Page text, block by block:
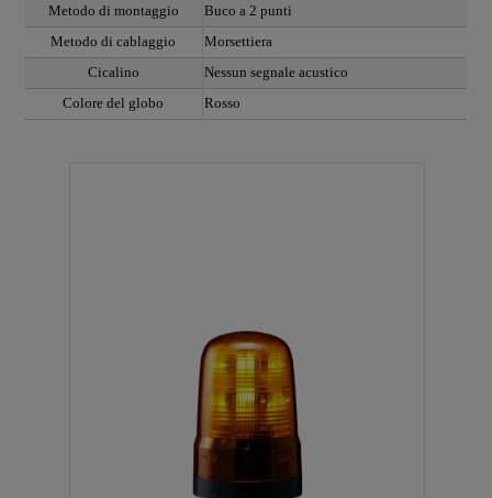
Metodo di montaggio
Buco a 2 punti
Metodo di cablaggio
Morsettiera
Cicalino
Nessun segnale acustico
Colore del globo
Rosso